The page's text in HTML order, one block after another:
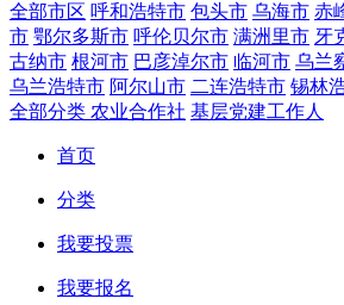
全部市区 呼和浩特市 包头市 乌海市 赤
市 鄂尔多斯市 呼伦贝尔市 满洲里市 牙
古纳市 根河市 巴彦淖尔市 临河市 乌兰
乌兰浩特市 阿尔山市 二连浩特市 锡林
全部分类 农业合作社 基层党建工作人
首页
分类
我要投票
我要报名